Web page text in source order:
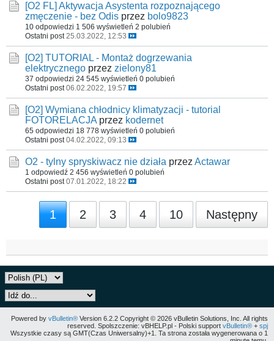
[O2 FL] Aktywacja Asystenta rozpoznającego
zmęczenie - bez Odis przez bolo9823
10 odpowiedzi 1 506 wyświetleń 2 polubień
Ostatni post 25.03.2022, 12:53
[O2] TUTORIAL - Montaż dogrzewania
elektrycznego przez zielony81
37 odpowiedzi 24 545 wyświetleń 0 polubień
Ostatni post 06.02.2022, 19:57
[O2] Wymiana chłodnicy klimatyzacji - tutorial
FOTORELACJA przez kodernet
65 odpowiedzi 18 778 wyświetleń 0 polubień
Ostatni post 04.02.2022, 09:13
O2 - tylny spryskiwacz nie działa przez Actawar
1 odpowiedź 2 456 wyświetleń 0 polubień
Ostatni post 07.01.2022, 18:22
1 2 3 4 10 Następny
Powered by vBulletin® Version 6.2.2 Copyright © 2026 vBulletin Solutions, Inc. All rights
reserved. Spolszczenie: vBHELP.pl - Polski support vBulletin® + spj
Wszystkie czasy są GMT(Czas Uniwersalny)+1. Ta strona została wygenerowana o 1